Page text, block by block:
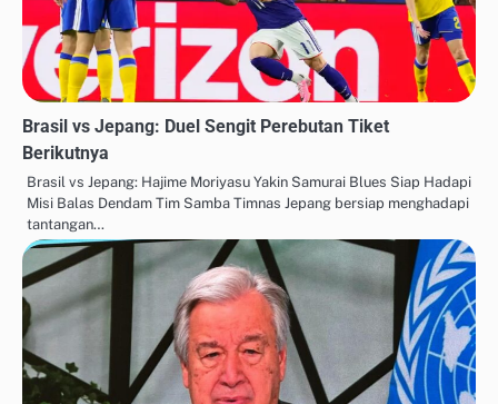
Brasil vs Jepang: Duel Sengit Perebutan Tiket
Berikutnya
Brasil vs Jepang: Hajime Moriyasu Yakin Samurai Blues Siap Hadapi
Misi Balas Dendam Tim Samba Timnas Jepang bersiap menghadapi
tantangan…